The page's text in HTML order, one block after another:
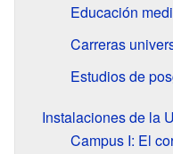
Educación
Carreras
Estudios de
Instalaciones de la
Campus I: El